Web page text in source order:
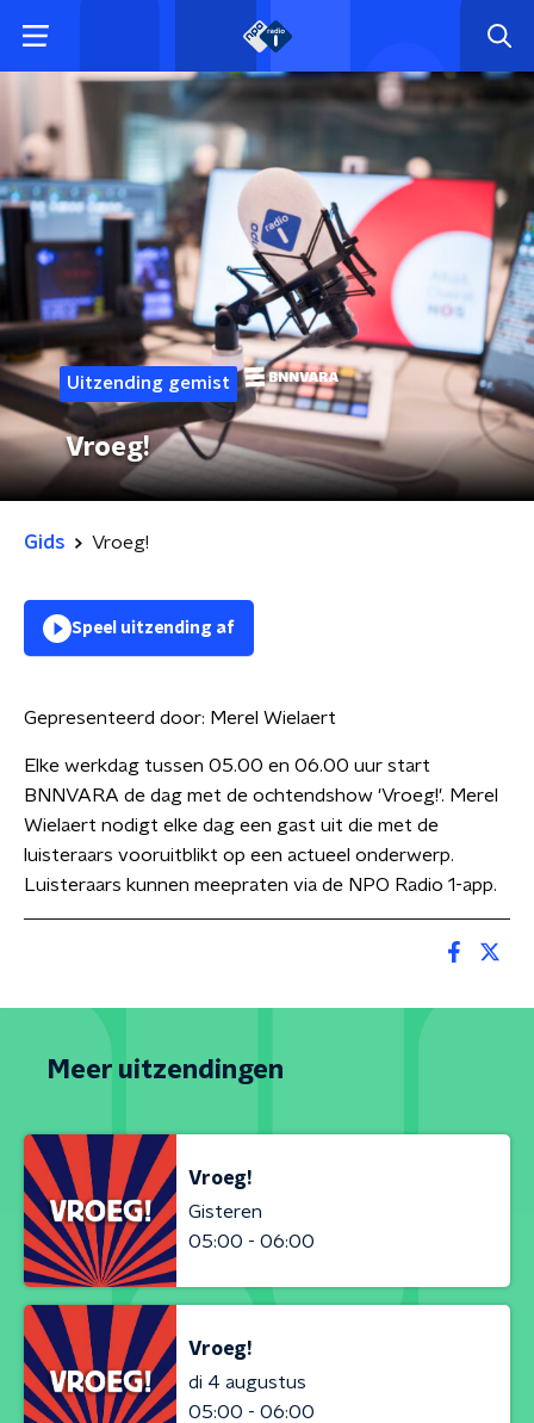
Uitzending gemist
Vroeg!
Gids Vroeg!
Speel uitzending af
Gepresenteerd door: Merel Wielaert
Elke werkdag tussen 05.00 en 06.00 uur start
BNNVARA de dag met de ochtendshow 'Vroeg!'. Merel
Wielaert nodigt elke dag een gast uit die met de
luisteraars vooruitblikt op een actueel onderwerp.
Luisteraars kunnen meepraten via de NPO Radio 1-app.
Meer uitzendingen
Vroeg!
Gisteren
05:00 - 06:00
Vroeg!
di 4 augustus
05:00 - 06:00